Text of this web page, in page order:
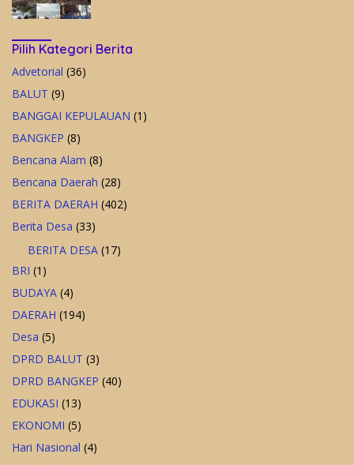
Pilih Kategori Berita
Advetorial (36)
BALUT (9)
BANGGAI KEPULAUAN (1)
BANGKEP (8)
Bencana Alam (8)
Bencana Daerah (28)
BERITA DAERAH (402)
Berita Desa (33)
BERITA DESA (17)
BRI (1)
BUDAYA (4)
DAERAH (194)
Desa (5)
DPRD BALUT (3)
DPRD BANGKEP (40)
EDUKASI (13)
EKONOMI (5)
Hari Nasional (4)